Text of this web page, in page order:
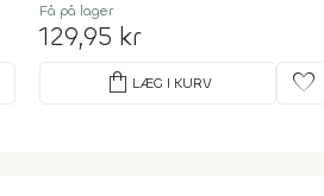
Få på lager
129,95 kr
shopping_bag LÆG I KURV favorite